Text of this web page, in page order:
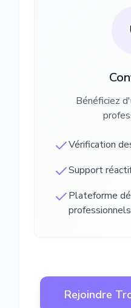
Bénéficiez
Vérification
Support
Plateforme
Rejoindre